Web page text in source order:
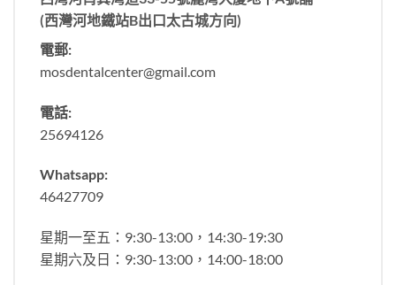
(西灣河地鐵站B出口太古城方向)
電郵:
mosdentalcenter@gmail.com
電話:
25694126
Whatsapp:
46427709
星期一至五：9:30-13:00，14:30-19:30
星期六及日：9:30-13:00，14:00-18:00